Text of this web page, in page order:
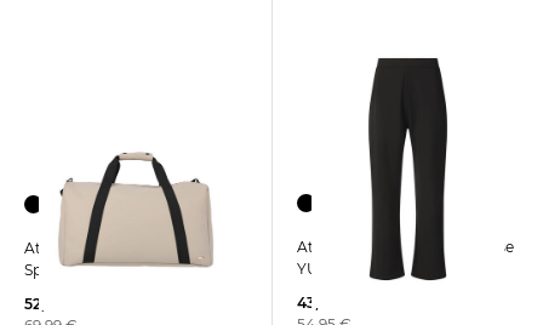
Athlecia | Damen
Sporttasche BERLIN
52,65 €
Athlecia | Damen Sweathose
YUNES
43,25 €